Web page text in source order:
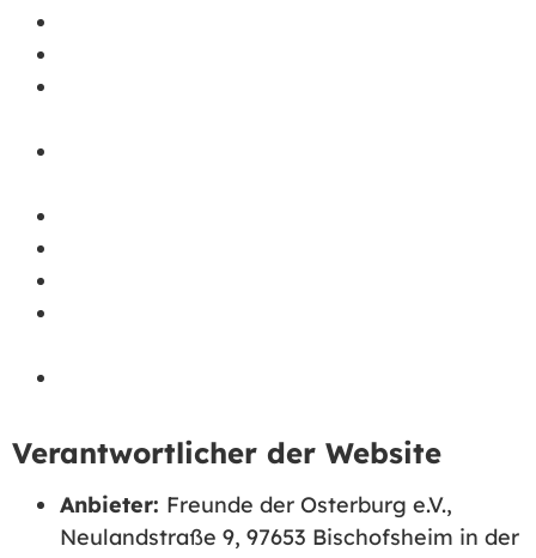
Verantwortlicher der Website
Anbieter: Freunde der Osterburg e.V.,
Neulandstraße 9, 97653 Bischofsheim in der